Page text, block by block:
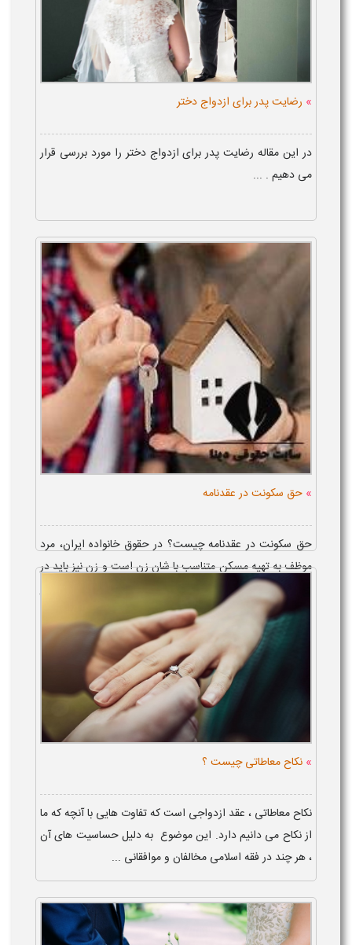
» رضایت پدر برای ازدواج دختر
در این مقاله رضایت پدر برای ازدواج دختر را مورد بررسی قرار
می دهیم . ...
» حق سکونت در عقدنامه
حق سکونت در عقدنامه چیست؟ در حقوق خانواده ایران، مرد
موظف به تهیه مسکن متناسب با شان زن است و زن نیز باید در
همان منزل سکونت کند، مگر آنکه حق تعیین محل سکونت در
عقدنامه برای ز...
» نکاح معاطاتی چیست ؟
نکاح معاطاتی ، عقد ازدواجی است که تفاوت‌ هایی با آنچه که ما
از نکاح می‌ دانیم دارد. این موضوع به دلیل حساسیت‌ های آن
، هر چند در فقه اسلامی مخالفان و موافقانی ...